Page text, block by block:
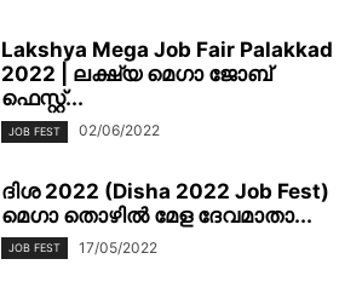
Lakshya Mega Job Fair Palakkad
2022 | ലക്ഷ്യ മെഗാ ജോബ്
ഫെസ്റ്റ്...
JOB FEST 02/06/2022
ദിശ 2022 (Disha 2022 Job Fest)
മെഗാ തൊഴിൽ മേള ദേവമാതാ...
JOB FEST 17/05/2022